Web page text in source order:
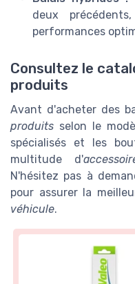
deux
performances
Consultez le
produits
Avant d'acheter des
produits selon le
spécialisés et les
multitude d'
N'hésitez pas à
pour assurer la
véhicule.